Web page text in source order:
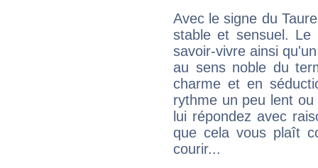
Avec le signe du
stable et sensuel.
savoir-vivre ainsi
au sens noble du
charme et en
rythme un peu lent
lui répondez avec
que cela vous plaît
courir...